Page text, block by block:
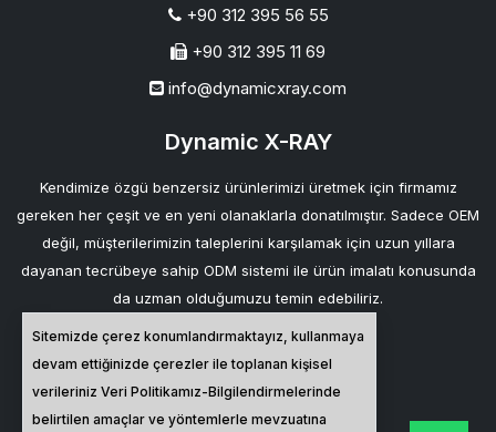
+90 312 395 56 55
+90 312 395 11 69
info@dynamicxray.com
Dynamic X-RAY
Kendimize özgü benzersiz ürünlerimizi üretmek için firmamız
gereken her çeşit ve en yeni olanaklarla donatılmıştır. Sadece OEM
değil, müşterilerimizin taleplerini karşılamak için uzun yıllara
dayanan tecrübeye sahip ODM sistemi ile ürün imalatı konusunda
da uzman olduğumuzu temin edebiliriz.
Bağlantılarımız
Sitemizde çerez konumlandırmaktayız, kullanmaya
devam ettiğinizde çerezler ile toplanan kişisel
verileriniz Veri Politikamız-Bilgilendirmelerinde
belirtilen amaçlar ve yöntemlerle mevzuatına